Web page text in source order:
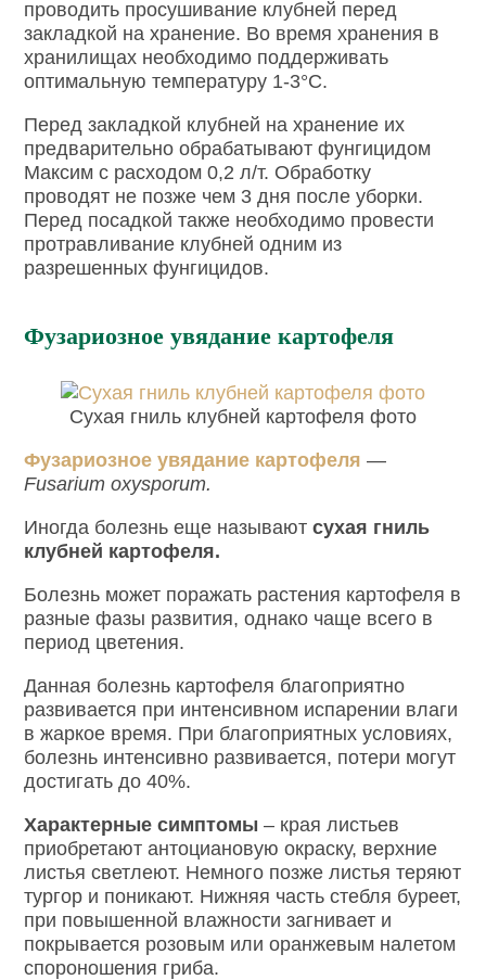
проводить просушивание клубней перед
закладкой на хранение. Во время хранения в
хранилищах необходимо поддерживать
оптимальную температуру 1-3°С.
Перед закладкой клубней на хранение их
предварительно обрабатывают фунгицидом
Максим с расходом 0,2 л/т. Обработку
проводят не позже чем 3 дня после уборки.
Перед посадкой также необходимо провести
протравливание клубней одним из
разрешенных фунгицидов.
Фузариозное увядание картофеля
Сухая гниль клубней картофеля фото
Фузариозное увядание картофеля —
Fusarium oxysporum.
Иногда болезнь еще называютсухая гниль
клубней картофеля.
Болезнь может поражать растения картофеля в
разные фазы развития, однако чаще всего в
период цветения.
Данная болезнь картофеля благоприятно
развивается при интенсивном испарении влаги
в жаркое время. При благоприятных условиях,
болезнь интенсивно развивается, потери могут
достигать до 40%.
Характерные симптомы – края листьев
приобретают антоциановую окраску, верхние
листья светлеют. Немного позже листья теряют
тургор и поникают. Нижняя часть стебля буреет,
при повышенной влажности загнивает и
покрывается розовым или оранжевым налетом
спороношения гриба.